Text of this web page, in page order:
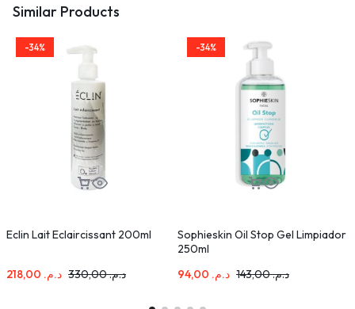
Similar Products
-34%
Eclin Lait Eclaircissant 200ml
د.م. د.م.330,00
-34%
Sophieskin Oil Stop Gel Limpiador
250ml
د.م.
د.م.143,00